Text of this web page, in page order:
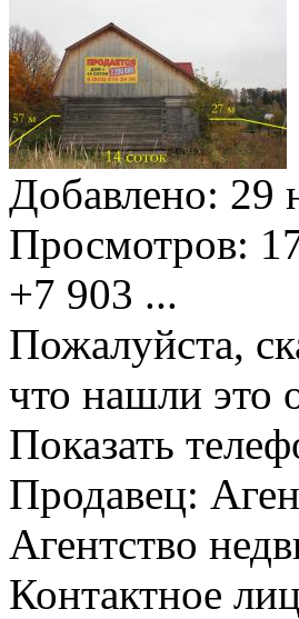
Добавлено: 29
Просмотров:
+7 903 ...
Пожалуйста,
что нашли это
Показать
Продавец:
Агентство
Контактное